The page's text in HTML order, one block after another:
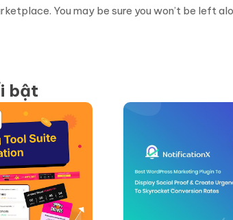
You may be sure you won’t be left
bật